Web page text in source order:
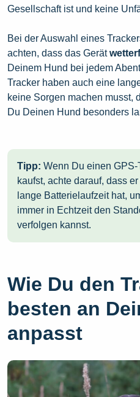
Gesellschaft ist und keine
Bei der Auswahl eines
achten, dass das Gerät
Deinem Hund bei jedem
Tracker haben auch eine
keine Sorgen machen musst,
Du Deinen Hund besonders
Tipp: Wenn Du einen
kaufst, achte darauf, dass
lange Batterielaufzeit hat,
immer in Echtzeit den
verfolgen kannst.
Wie Du den
besten an
anpasst